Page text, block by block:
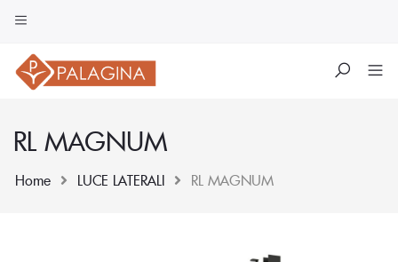
RL MAGNUM
Home LUCE LATERALI RL MAGNUM